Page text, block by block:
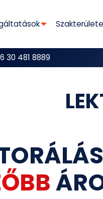
30 481 8889